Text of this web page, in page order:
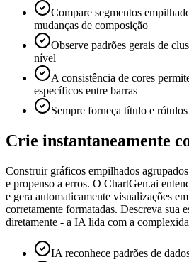
Compare segmentos
mudanças de composição
Observe padrões gerais de
nível
A consistência de cores
específicos entre barras
Sempre forneça título e
Crie instantaneamente
Construir gráficos empilhados
e propenso a erros. O ChartGen.ai
e gera automaticamente visualizações
corretamente formatadas. Descreva sua
diretamente - a IA lida com a
IA reconhece padrões de